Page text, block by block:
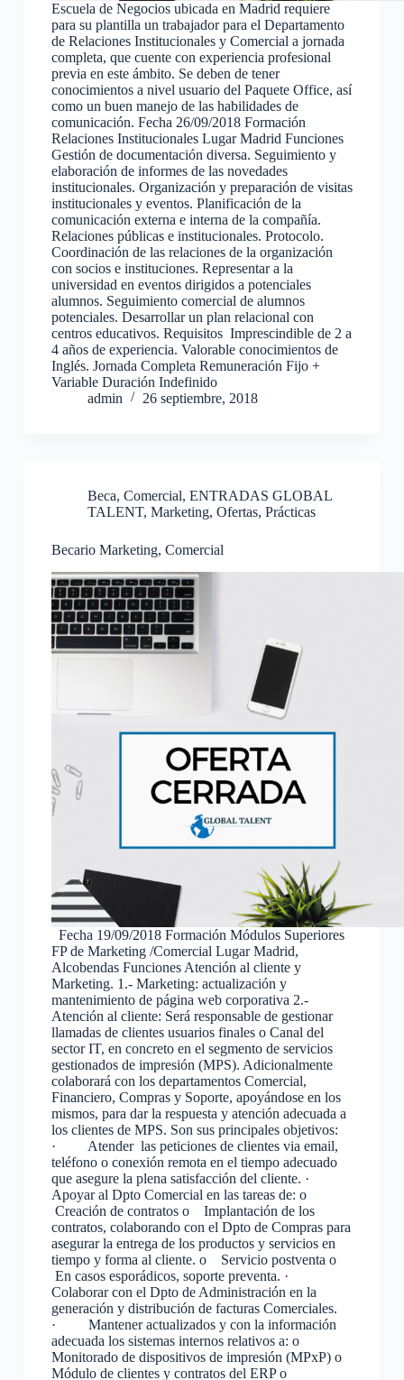
Escuela de Negocios ubicada en Madrid requiere
para su plantilla un trabajador para el Departamento
de Relaciones Institucionales y Comercial a jornada
completa, que cuente con experiencia profesional
previa en este ámbito. Se deben de tener
conocimientos a nivel usuario del Paquete Office, así
como un buen manejo de las habilidades de
comunicación. Fecha 26/09/2018 Formación
Relaciones Institucionales Lugar Madrid Funciones
Gestión de documentación diversa. Seguimiento y
elaboración de informes de las novedades
institucionales. Organización y preparación de visitas
institucionales y eventos. Planificación de la
comunicación externa e interna de la compañía.
Relaciones públicas e institucionales. Protocolo.
Coordinación de las relaciones de la organización
con socios e instituciones. Representar a la
universidad en eventos dirigidos a potenciales
alumnos. Seguimiento comercial de alumnos
potenciales. Desarrollar un plan relacional con
centros educativos. Requisitos Imprescindible de 2 a
4 años de experiencia. Valorable conocimientos de
Inglés. Jornada Completa Remuneración Fijo +
Variable Duración Indefinido
admin
26 septiembre, 2018
Beca, Comercial, ENTRADAS GLOBAL
TALENT, Marketing, Ofertas, Prácticas
Becario Marketing, Comercial
Fecha 19/09/2018 Formación Módulos Superiores
FP de Marketing /Comercial Lugar Madrid,
Alcobendas Funciones Atención al cliente y
Marketing. 1.- Marketing: actualización y
mantenimiento de página web corporativa 2.-
Atención al cliente: Será responsable de gestionar
llamadas de clientes usuarios finales o Canal del
sector IT, en concreto en el segmento de servicios
gestionados de impresión (MPS). Adicionalmente
colaborará con los departamentos Comercial,
Financiero, Compras y Soporte, apoyándose en los
mismos, para dar la respuesta y atención adecuada a
los clientes de MPS. Son sus principales objetivos:
· Atender las peticiones de clientes via email,
teléfono o conexión remota en el tiempo adecuado
que asegure la plena satisfacción del cliente. ·
Apoyar al Dpto Comercial en las tareas de: o
Creación de contratos o Implantación de los
contratos, colaborando con el Dpto de Compras para
asegurar la entrega de los productos y servicios en
tiempo y forma al cliente. o Servicio postventa o
En casos esporádicos, soporte preventa. ·
Colaborar con el Dpto de Administración en la
generación y distribución de facturas Comerciales.
· Mantener actualizados y con la información
adecuada los sistemas internos relativos a: o
Monitorado de dispositivos de impresión (MPxP) o
Módulo de clientes y contratos del ERP o